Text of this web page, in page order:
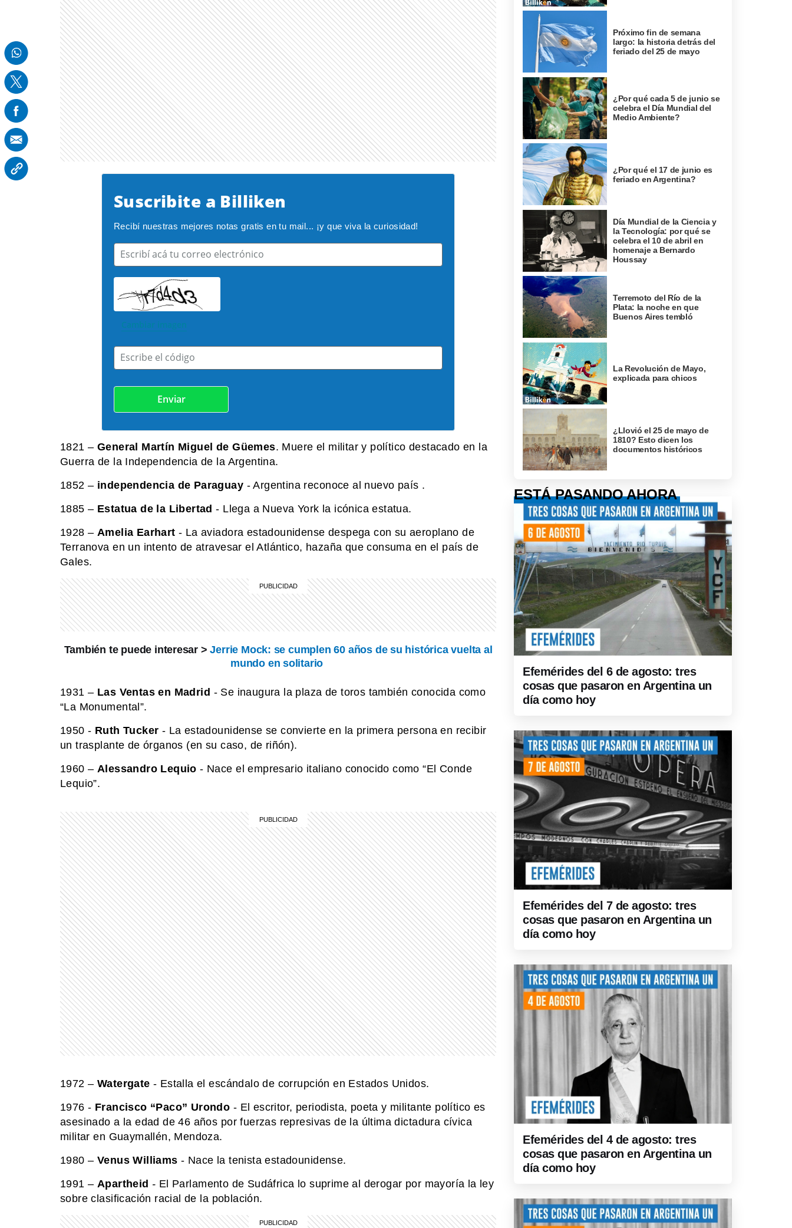
Suscribite a Billiken
Recibí nuestras mejores notas gratis en tu mail... ¡y que viva la curiosidad!
Escribí acá tu correo electrónico
Cambiar imagen
Escribe el código
1821 – General Martín Miguel de Güemes. Muere el militar y político destacado en la
Guerra de la Independencia de la Argentina.
1852 – independencia de Paraguay - Argentina reconoce al nuevo país .
1885 – Estatua de la Libertad - Llega a Nueva York la icónica estatua.
1928 – Amelia Earhart- La aviadora estadounidense despega con su aeroplano de
Terranova en un intento de atravesar el Atlántico, hazaña que consuma en el país de
Gales.
También te puede interesar >Jerrie Mock: se cumplen 60 años de su histórica vuelta al
mundo en solitario
1931 – Las Ventas en Madrid - Se inaugura la plaza de toros también conocida como
“La Monumental”.
1950 - Ruth Tucker - La estadounidense se convierte en la primera persona en recibir
un trasplante de órganos (en su caso, de riñón).
1960 – Alessandro Lequio - Nace el empresario italiano conocido como “El Conde
Lequio”.
1972 – Watergate - Estalla el escándalo de corrupción en Estados Unidos.
1976 - Francisco “Paco” Urondo - El escritor, periodista, poeta y militante político es
asesinado a la edad de 46 años por fuerzas represivas de la última dictadura cívica
militar en Guaymallén, Mendoza.
1980 – Venus Williams - Nace la tenista estadounidense.
1991 – Apartheid - El Parlamento de Sudáfrica lo suprime al derogar por mayoría la ley
sobre clasificación racial de la población.
Próximo fin de semana
largo: la historia detrás del
feriado del 25 de mayo
¿Por qué cada 5 de junio se
celebra el Día Mundial del
Medio Ambiente?
¿Por qué el 17 de junio es
feriado en Argentina?
Día Mundial de la Ciencia y
la Tecnología: por qué se
celebra el 10 de abril en
homenaje a Bernardo
Houssay
Terremoto del Río de la
Plata: la noche en que
Buenos Aires tembló
La Revolución de Mayo,
explicada para chicos
¿Llovió el 25 de mayo de
1810? Esto dicen los
documentos históricos
ESTÁ PASANDO AHORA
Efemérides del 6 de agosto: tres
cosas que pasaron en Argentina un
día como hoy
Efemérides del 7 de agosto: tres
cosas que pasaron en Argentina un
día como hoy
Efemérides del 4 de agosto: tres
cosas que pasaron en Argentina un
día como hoy